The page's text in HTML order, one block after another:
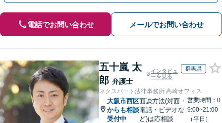
電話でお問い合わせ メールでお問い合わせ
五十嵐 太
郎 弁護士
インタビュ
ーを見る
群馬県
ネクスパート法律事務所 高崎オフィス
大阪市西区
からも相談
受付中
面談方法(対面・
電話・ビデオな
ど)は応相談
営業時間：0
9:00~21:00
（平日）